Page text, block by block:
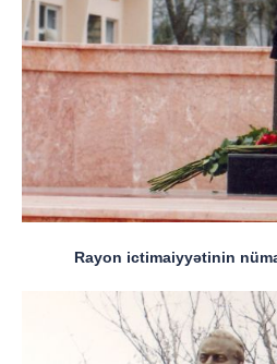
Rayon ictimaiyyətinin